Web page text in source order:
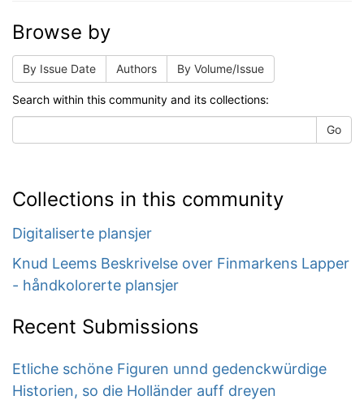
Browse by
By Issue Date Authors By Volume/Issue
Search within this community and its collections:
Go
Collections in this community
Digitaliserte plansjer
Knud Leems Beskrivelse over Finmarkens Lapper
- håndkolorerte plansjer
Recent Submissions
Etliche schöne Figuren unnd gedenckwürdige
Historien, so die Holländer auff dreyen